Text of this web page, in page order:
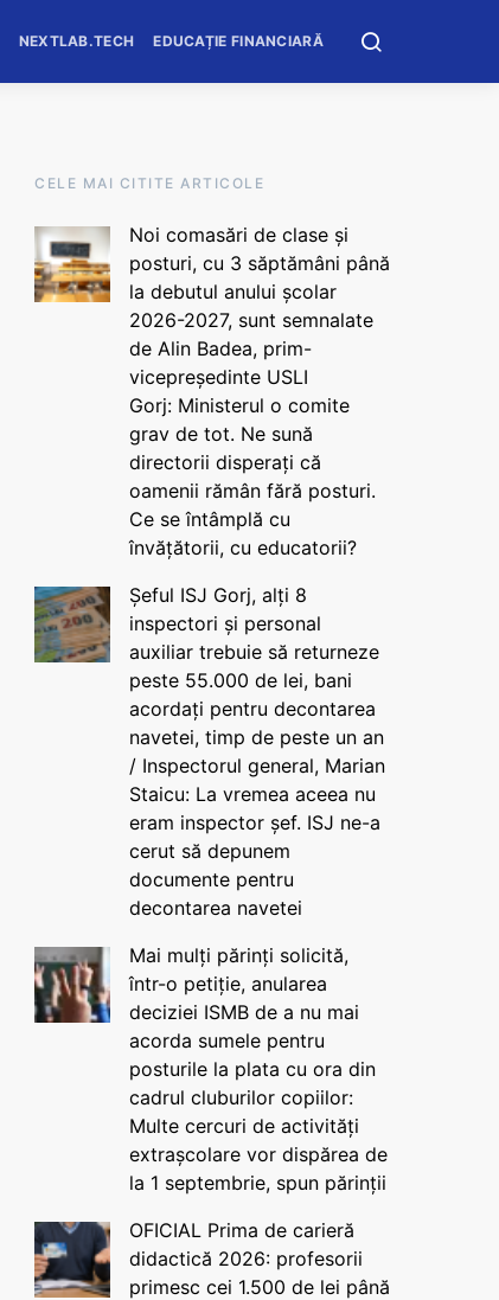
NEXTLAB.TECH EDUCAȚIE FINANCIARĂ
CELE MAI CITITE ARTICOLE
Noi comasări de clase și
posturi, cu 3 săptămâni până
la debutul anului școlar
2026-2027, sunt semnalate
de Alin Badea, prim-
vicepreședinte USLI
Gorj: Ministerul o comite
grav de tot. Ne sună
directorii disperați că
oamenii rămân fără posturi.
Ce se întâmplă cu
învățătorii, cu educatorii?
Șeful ISJ Gorj, alți 8
inspectori și personal
auxiliar trebuie să returneze
peste 55.000 de lei, bani
acordați pentru decontarea
navetei, timp de peste un an
/ Inspectorul general, Marian
Staicu: La vremea aceea nu
eram inspector șef. ISJ ne-a
cerut să depunem
documente pentru
decontarea navetei
Mai mulți părinți solicită,
într-o petiție, anularea
deciziei ISMB de a nu mai
acorda sumele pentru
posturile la plata cu ora din
cadrul cluburilor copiilor:
Multe cercuri de activități
extrașcolare vor dispărea de
la 1 septembrie, spun părinții
OFICIAL Prima de carieră
didactică 2026: profesorii
primesc cei 1.500 de lei până